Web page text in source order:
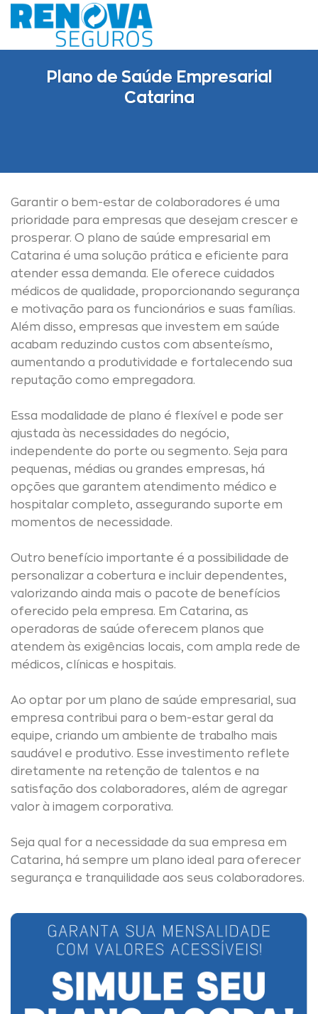
Skip
to
Plano de Saúde Empresarial
Catarina
Garantir o bem-estar de colaboradores é uma
prioridade para empresas que desejam crescer e
prosperar. O plano de saúde empresarial em
Catarina é uma solução prática e eficiente para
atender essa demanda. Ele oferece cuidados
médicos de qualidade, proporcionando segurança
e motivação para os funcionários e suas famílias.
Além disso, empresas que investem em saúde
acabam reduzindo custos com absenteísmo,
aumentando a produtividade e fortalecendo sua
reputação como empregadora.
Essa modalidade de plano é flexível e pode ser
ajustada às necessidades do negócio,
independente do porte ou segmento. Seja para
pequenas, médias ou grandes empresas, há
opções que garantem atendimento médico e
hospitalar completo, assegurando suporte em
momentos de necessidade.
Outro benefício importante é a possibilidade de
personalizar a cobertura e incluir dependentes,
valorizando ainda mais o pacote de benefícios
oferecido pela empresa. Em Catarina, as
operadoras de saúde oferecem planos que
atendem às exigências locais, com ampla rede de
médicos, clínicas e hospitais.
Ao optar por um plano de saúde empresarial, sua
empresa contribui para o bem-estar geral da
equipe, criando um ambiente de trabalho mais
saudável e produtivo. Esse investimento reflete
diretamente na retenção de talentos e na
satisfação dos colaboradores, além de agregar
valor à imagem corporativa.
Seja qual for a necessidade da sua empresa em
Catarina, há sempre um plano ideal para oferecer
segurança e tranquilidade aos seus colaboradores.